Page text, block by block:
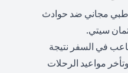
مجاني ضد حوادث
سيتي.
في السفر نتيجة
مواعيد الرحلات